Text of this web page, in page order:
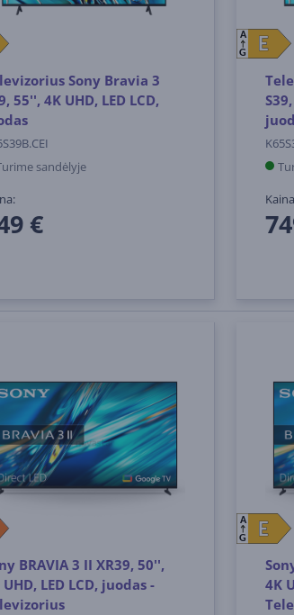
Sony Bravia 3
55'', 4K UHD, LED LCD,
sandėlyje
€
E
E
A
G
BRAVIA 3 II XR39, 50'',
UHD, LED LCD, juodas -
E
E
A
G
4K